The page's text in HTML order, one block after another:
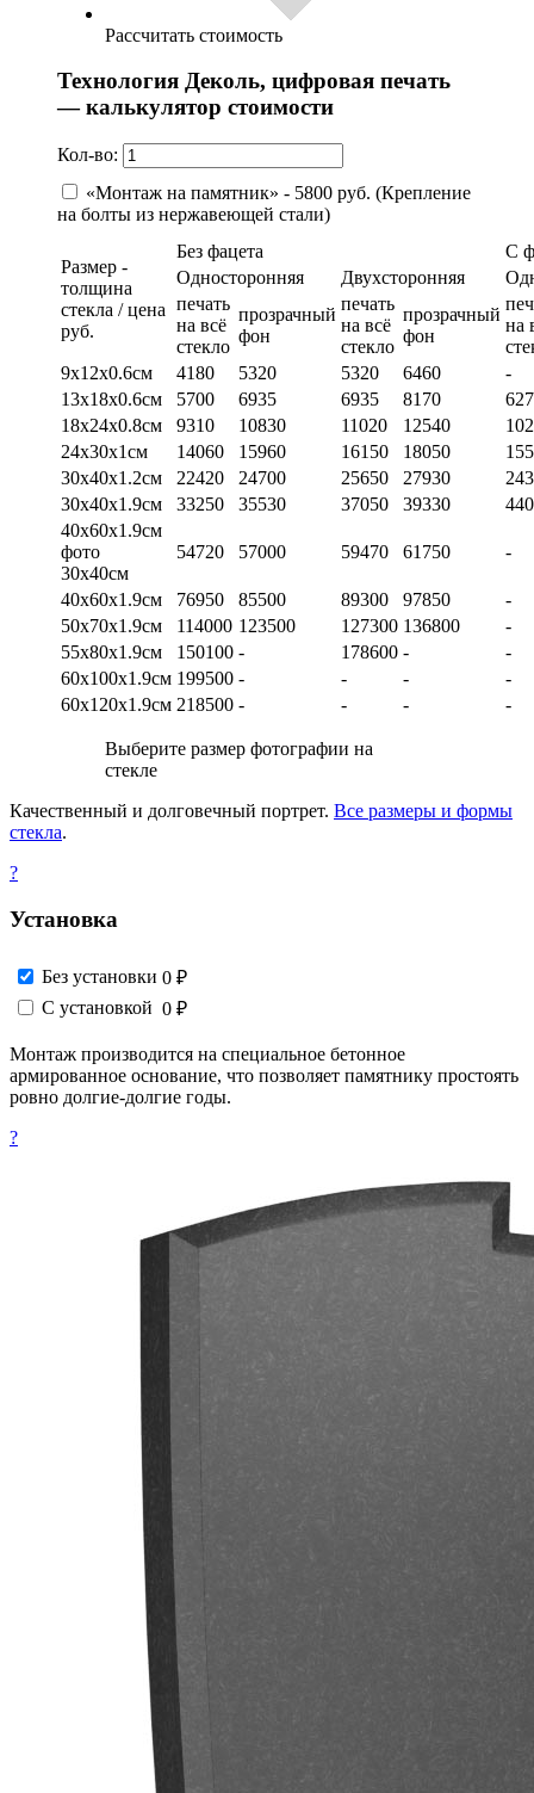
Рассчитать стоимость
Технология Деколь, цифровая печать
— калькулятор стоимости
Кол-во:
«Монтаж на памятник» - 5800 руб. (Крепление
на болты из нержавеющей стали)
Размер -
толщина
стекла / цена
руб.
Без фацета
С
Односторонняя
Двухсторонняя
печать
на всё
стекло
прозрачный
фон
печать
на всё
стекло
прозрачный
фон
на
9х12х0.6см
4180 5320 5320 6460
-
13х18х0.6см
5700 6935 6935 8170
18х24х0.8см
9310 10830 11020 12540
24х30х1см
14060 15960 16150 18050
30х40х1.2см
22420 24700 25650 27930
30х40х1.9см
33250 35530 37050 39330
40х60х1.9см
фото
30х40см
54720 57000 59470 61750 -
40х60х1.9см 76950 85500 89300 97850
-
50х70х1.9см
114000 123500 127300 136800
-
55х80х1.9см
150100 - 178600 -
-
60х100х1.9см 199500 - - -
-
60х120х1.9см 218500 - - - -
Выберите размер фотографии на
стекле
Качественный и долговечный портрет. Все размеры и формы
стекла.
?
Установка
Без установки 0 ₽
С установкой 0 ₽
Монтаж производится на специальное бетонное
армированное основание, что позволяет памятнику простоять
ровно долгие-долгие годы.
?